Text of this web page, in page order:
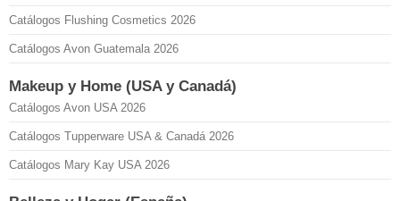
Catálogos Flushing Cosmetics 2026
Catálogos Avon Guatemala 2026
Makeup y Home (USA y Canadá)
Catálogos Avon USA 2026
Catálogos Tupperware USA & Canadá 2026
Catálogos Mary Kay USA 2026